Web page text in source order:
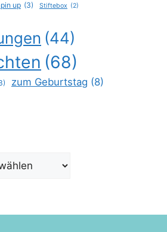
up (3) Stiftebox (2)
(44)
(68)
zum Geburtstag (8)